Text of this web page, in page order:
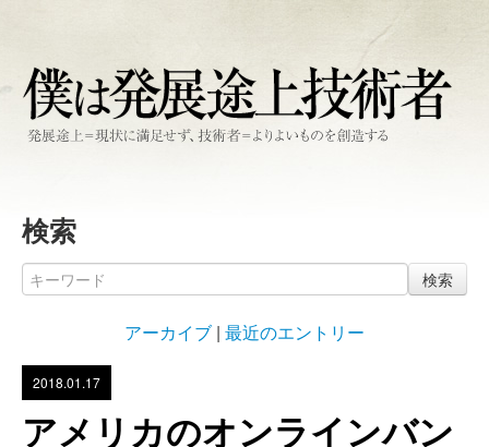
検索
検索
アーカイブ | 最近のエントリー
2018.01.17
アメリカのオンラインバン